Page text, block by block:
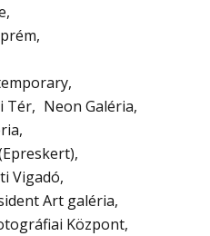
Tér
Neon Galéria
Vigadó
Art galéria
Központ